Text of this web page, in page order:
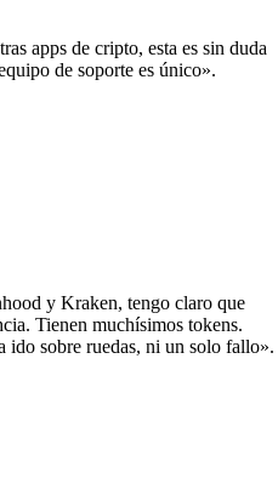
apps de cripto, esta es sin duda
de soporte es único».
y Kraken, tengo claro que
Tienen muchísimos tokens.
sobre ruedas, ni un solo fallo».